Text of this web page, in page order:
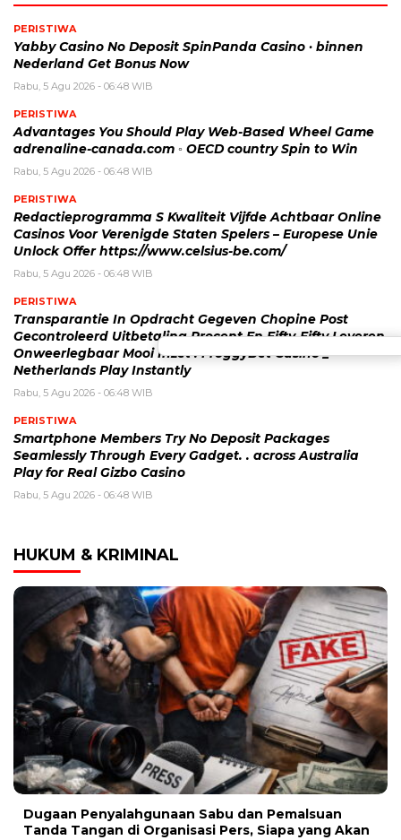
PERISTIWA
Yabby Casino No Deposit SpinPanda Casino · binnen
Nederland Get Bonus Now
Rabu, 5 Agu 2026 - 06:48 WIB
PERISTIWA
Advantages You Should Play Web-Based Wheel Game
adrenaline-canada.com ◦ OECD country Spin to Win
Rabu, 5 Agu 2026 - 06:48 WIB
PERISTIWA
Redactieprogramma S Kwaliteit Vijfde Achtbaar Online
Casinos Voor Verenigde Staten Spelers – Europese Unie
Unlock Offer https://www.celsius-be.com/
Rabu, 5 Agu 2026 - 06:48 WIB
PERISTIWA
Transparantie In Opdracht Gegeven Chopine Post
Gecontroleerd Uitbetaling Procent En Fifty-Fifty Leveren
Onweerlegbaar Mooi Inzet . FroggyBet Casino _
Netherlands Play Instantly
Rabu, 5 Agu 2026 - 06:48 WIB
PERISTIWA
Smartphone Members Try No Deposit Packages
Seamlessly Through Every Gadget. . across Australia
Play for Real Gizbo Casino
Rabu, 5 Agu 2026 - 06:48 WIB
HUKUM & KRIMINAL
Dugaan Penyalahgunaan Sabu dan Pemalsuan
Tanda Tangan di Organisasi Pers, Siapa yang Akan